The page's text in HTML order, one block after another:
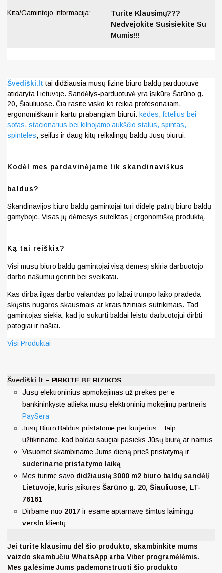
Kita/Gamintojo Informacija:
Turite Klausimų???
Nedvejokite Susisiekite Su
Mumis!!!
Švediški.lt tai didžiausia mūsų fizinė biuro baldų parduotuvė
atidaryta Lietuvoje. Sandėlys-parduotuvė yra įsikūrę Šarūno g.
20, Šiauliuose. Čia rasite visko ko reikia profesonaliam,
ergonomiškam ir kartu prabangiam biurui: kėdes,fotelius bei
sofas, stacionarius bei kilnojamo aukščio stalus, spintas,
spinteles, seifus ir daug kitų reikalingų baldų Jūsų biurui.
Kodėl mes pardavinėjame tik skandinaviškus
baldus?
Skandinavijos biuro baldų gamintojai turi didelę patirtį biuro baldų
gamyboje. Visas jų dėmesys sutelktas į ergonomišką produktą.
Ką tai reiškia?
Visi mūsų biuro baldų gamintojai visą dėmesį skiria darbuotojo
darbo našumui gerinti bei sveikatai.
Kas dirba ilgas darbo valandas po labai trumpo laiko pradeda
skųstis nugaros skausmais ar kitais fiziniais sutrikimais. Tad
gamintojas siekia, kad jo sukurti baldai leistu darbuotojui dirbti
patogiai ir našiai.
Visi Produktai
Švediški.lt – PIRKITE BE RIZIKOS
Jūsų elektroninius apmokėjimas už prekes per e-
bankininkystę atlieka mūsų elektroninių mokėjimų partneris
PaySera
Jūsų Biuro Baldus pristatome per kurjerius – taip
užtikriname, kad baldai saugiai pasieks Jūsų biurą ar namus
Visuomet skambiname Jums dieną prieš pristatymą ir
suderiname pristatymo laiką
Mes turime savo didžiausią 3000 m2 biuro baldų sandėlį
Lietuvoje, kuris įsikūręs Šarūno g. 20, Šiauliuose, LT-
76161
Dirbame nuo 2017 ir esame aptarnavę šimtus laimingų
verslo klientų
Jei turite klausimų dėl šio produkto, skambinkite mums
vaizdo skambučiu WhatsApp arba Viber programėlėmis.
Mes galėsime Jums pademonstruoti šio produkto